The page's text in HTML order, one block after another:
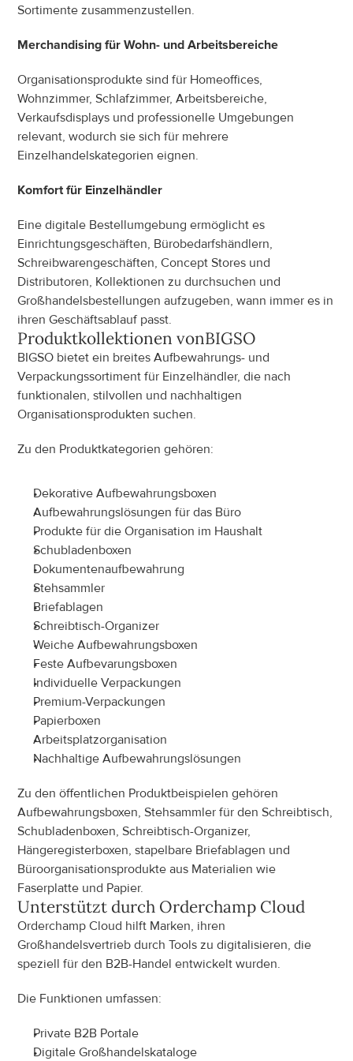
Sortimente zusammenzustellen.
Merchandising für Wohn- und Arbeitsbereiche
Organisationsprodukte sind für Homeoffices,
Wohnzimmer, Schlafzimmer, Arbeitsbereiche,
Verkaufsdisplays und professionelle Umgebungen
relevant, wodurch sie sich für mehrere
Einzelhandelskategorien eignen.
Komfort für Einzelhändler
Eine digitale Bestellumgebung ermöglicht es
Einrichtungsgeschäften, Bürobedarfshändlern,
Schreibwarengeschäften, Concept Stores und
Distributoren, Kollektionen zu durchsuchen und
Großhandelsbestellungen aufzugeben, wann immer es in
ihren Geschäftsablauf passt.
Produktkollektionen vonBIGSO
BIGSO bietet ein breites Aufbewahrungs- und
Verpackungssortiment für Einzelhändler, die nach
funktionalen, stilvollen und nachhaltigen
Organisationsprodukten suchen.
Zu den Produktkategorien gehören:
Dekorative Aufbewahrungsboxen
Aufbewahrungslösungen für das Büro
Produkte für die Organisation im Haushalt
Schubladenboxen
Dokumentenaufbewahrung
Stehsammler
Briefablagen
Schreibtisch-Organizer
Weiche Aufbewahrungsboxen
Feste Aufbevarungsboxen
Individuelle Verpackungen
Premium-Verpackungen
Papierboxen
Arbeitsplatzorganisation
Nachhaltige Aufbewahrungslösungen
Zu den öffentlichen Produktbeispielen gehören
Aufbewahrungsboxen, Stehsammler für den Schreibtisch,
Schubladenboxen, Schreibtisch-Organizer,
Hängeregisterboxen, stapelbare Briefablagen und
Büroorganisationsprodukte aus Materialien wie
Faserplatte und Papier.
Unterstützt durch Orderchamp Cloud
Orderchamp Cloud hilft Marken, ihren
Großhandelsvertrieb durch Tools zu digitalisieren, die
speziell für den B2B-Handel entwickelt wurden.
Die Funktionen umfassen:
Private B2B Portale
Digitale Großhandelskataloge